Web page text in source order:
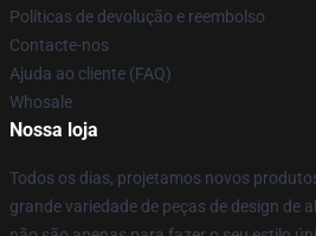
Políticas de devolução e reembolso
Contacte-nos
Ajuda ao cliente (FAQ)
Whosale
Nossa loja
Todos os dias, projetamos novos
grande variedade de peças de design de